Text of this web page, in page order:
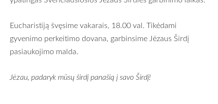
Eucharistiją švęsime vakarais, 18.00 val. Tikėdami
gyvenimo perkeitimo dovana, garbinsime Jėzaus Širdį
pasiaukojimo malda.
Jėzau, padaryk mūsų širdį panašią į savo Širdį!